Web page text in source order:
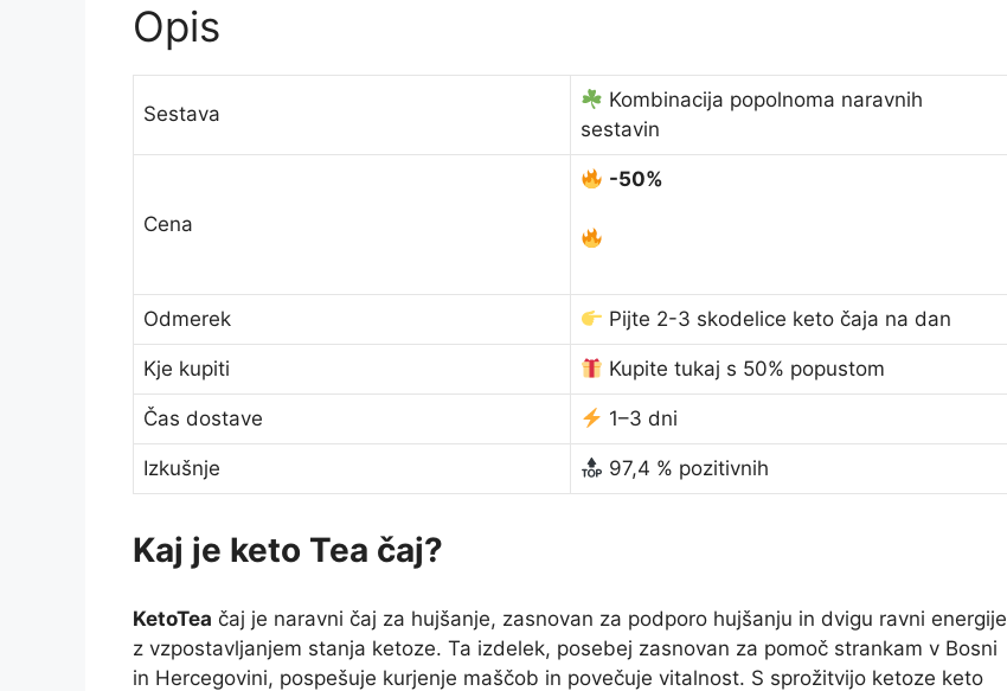
Opis
Sestava
Kombinacija popolnoma naravnih
sestavin
Cena
-50%
Odmerek Pijte 2-3 skodelice keto čaja na dan
Kje kupiti Kupite tukaj s 50% popustom
Čas dostave 1–3 dni
Izkušnje 97,4 % pozitivnih
Kaj je keto Tea čaj?
KetoTea čaj je naravni čaj za hujšanje, zasnovan za podporo hujšanju in dvigu ravni energije
z vzpostavljanjem stanja ketoze. Ta izdelek, posebej zasnovan za pomoč strankam v Bosni
in Hercegovini, pospešuje kurjenje maščob in povečuje vitalnost. S sprožitvijo ketoze keto